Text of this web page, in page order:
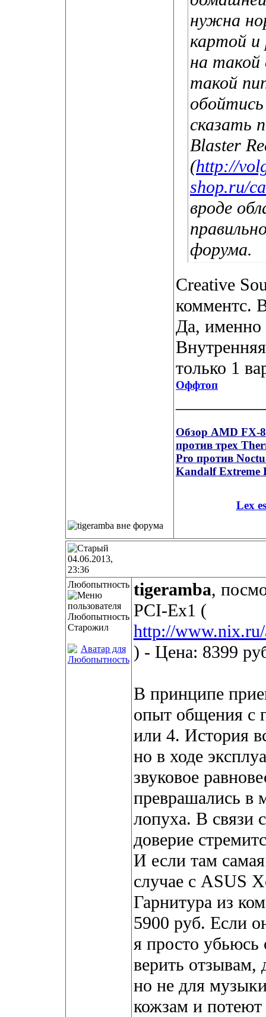
нужна
картой и
на такой
такой
сказать
Blaster
(http://
shop.ru/
вроде
форума.
Creative
комментс.
Да, именно
только 1
Оффтоп
Обзор AMD FX-
против трех
Pro против
Kandalf Extreme
Lex
04.06.2013,
23:36
Любопытность
Старожил
tigeramba,
PCI-Ex1 (
http://www.nix.ru/
) - Цена: 8399
В принципе
опыт общения с
или 4. История
но в ходе
звуковое
преврашались в
лопуха. В связи
доверие
И если там
случае с ASUS
Гарнитура из
5900 руб. Если
я просто убьюсь
верить отзывам,
но не для
кожзам и